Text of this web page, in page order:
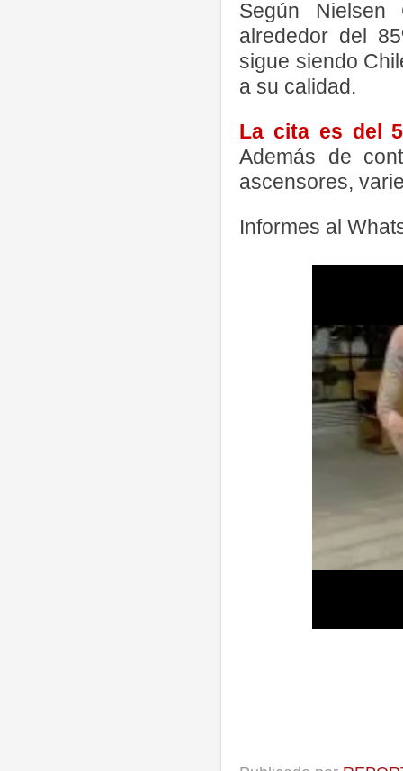
Según Nielsen
alrededor del
sigue siendo
a su calidad.
La cita es del
Además de
ascensores,
Informes al